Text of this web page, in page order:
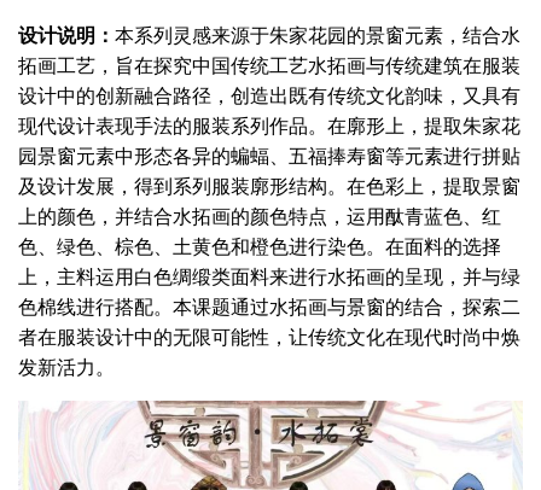
设计说明： 本系列灵感来源于朱家花园的景窗元素，结合水
拓画工艺，旨在探究中国传统工艺水拓画与传统建筑在服装
设计中的创新融合路径，创造出既有传统文化韵味，又具有
现代设计表现手法的服装系列作品。在廓形上，提取朱家花
园景窗元素中形态各异的蝙蝠、五福捧寿窗等元素进行拼贴
及设计发展，得到系列服装廓形结构。在色彩上，提取景窗
上的颜色，并结合水拓画的颜色特点，运用酞青蓝色、红
色、绿色、棕色、土黄色和橙色进行染色。在面料的选择
上，主料运用白色绸缎类面料来进行水拓画的呈现，并与绿
色棉线进行搭配。本课题通过水拓画与景窗的结合，探索二
者在服装设计中的无限可能性，让传统文化在现代时尚中焕
发新活力。